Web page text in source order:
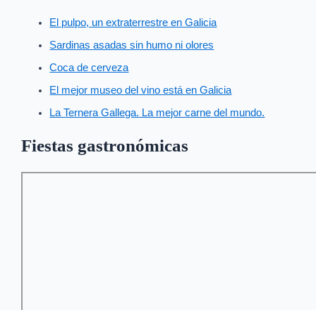
El pulpo, un extraterrestre en Galicia
Sardinas asadas sin humo ni olores
Coca de cerveza
El mejor museo del vino está en Galicia
La Ternera Gallega. La mejor carne del mundo.
Fiestas gastronómicas